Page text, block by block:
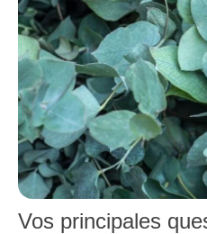
Vos principales